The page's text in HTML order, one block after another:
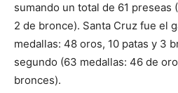
sumando un total de 61 preseas
2 de bronce). Santa Cruz fue el
medallas: 48 oros, 10 patas y 3
segundo (63 medallas: 46 de
bronces).